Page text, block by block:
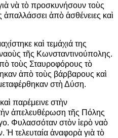
νὰ τὸ προσκυνήσουν τοὺς
ἀπὸ ἀσθένειες καὶ
καὶ τεμάχιά της
τῆς Κωνσταντινούπολης.
τοὺς Σταυροφόρους τὸ
ἀπὸ τοὺς βάρβαρους καὶ
στὴ Δύση.
παρέμεινε στὴν
ἀπελευθέρωση τῆς Πόλης
Φυλασσόταν στὸν ἱερὸ ναὸ
τελευταία ἀναφορὰ γιὰ τὸ